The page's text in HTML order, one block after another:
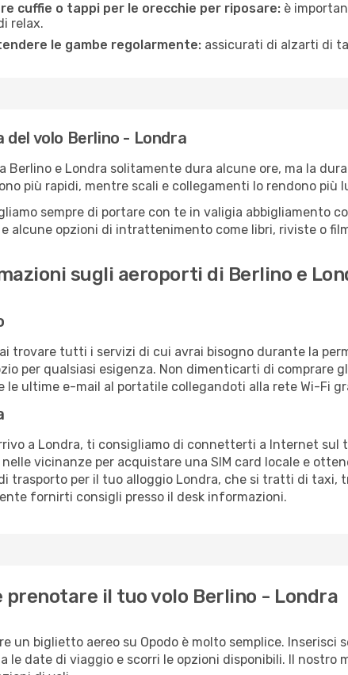
cuffie o tappi per le orecchie per riposare: è
relax.
le gambe regolarmente: assicurati di alzarti di
del volo Berlino - Londra
Berlino e Londra solitamente dura alcune ore, ma la
più rapidi, mentre scali e collegamenti lo rendono più
sempre di portare con te in valigia abbigliamento
alcune opzioni di intrattenimento come libri, riviste o
sugli aeroporti di Berlino e
trovare tutti i servizi di cui avrai bisogno durante la
per qualsiasi esigenza. Non dimenticarti di comprare
le ultime e-mail al portatile collegandoti alla rete Wi-Fi
a Londra, ti consigliamo di connetterti a Internet sul
vicinanze per acquistare una SIM card locale e
trasporto per il tuo alloggio Londra, che si tratti di taxi,
fornirti consigli presso il desk informazioni.
prenotare il tuo volo Berlino - Londra
un biglietto aereo su Opodo è molto semplice.
le date di viaggio e scorri le opzioni disponibili. Il